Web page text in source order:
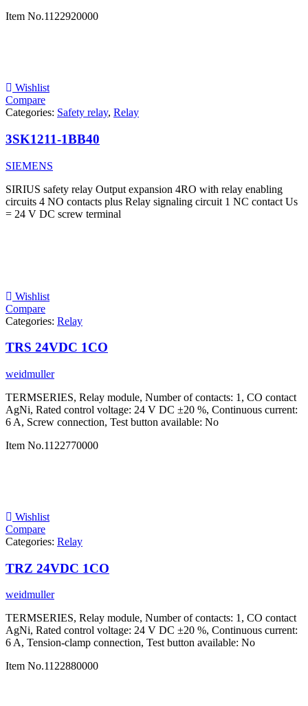
Item No.1122920000
Wishlist
Compare
Categories: Safety relay, Relay
3SK1211-1BB40
SIEMENS
SIRIUS safety relay Output expansion 4RO with relay enabling
circuits 4 NO contacts plus Relay signaling circuit 1 NC contact Us
= 24 V DC screw terminal
Wishlist
Compare
Categories: Relay
TRS 24VDC 1CO
weidmuller
TERMSERIES, Relay module, Number of contacts: 1, CO contact
AgNi, Rated control voltage: 24 V DC ±20 %, Continuous current:
6 A, Screw connection, Test button available: No
Item No.1122770000
Wishlist
Compare
Categories: Relay
TRZ 24VDC 1CO
weidmuller
TERMSERIES, Relay module, Number of contacts: 1, CO contact
AgNi, Rated control voltage: 24 V DC ±20 %, Continuous current:
6 A, Tension-clamp connection, Test button available: No
Item No.1122880000